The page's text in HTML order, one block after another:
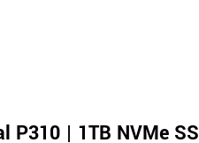
P310 | 1TB NVMe